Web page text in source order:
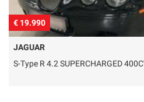
€ 19.990
JAGUAR
S-Type R 4.2 SUPERCHARGED